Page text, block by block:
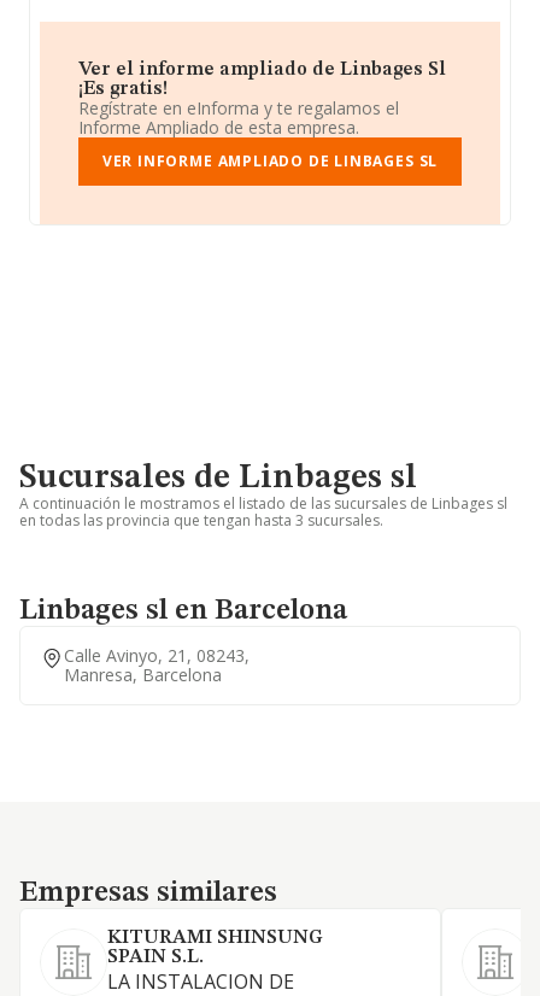
Ver el informe ampliado de Linbages Sl
¡Es gratis!
Regístrate en eInforma y te regalamos el
Informe Ampliado de esta empresa.
VER INFORME AMPLIADO DE LINBAGES SL
Sucursales de Linbages sl
A continuación le mostramos el listado de las sucursales de Linbages sl
en todas las provincia que tengan hasta 3 sucursales.
Linbages sl en Barcelona
Calle Avinyo, 21, 08243,
Manresa, Barcelona
Empresas similares
Empresas similares
KITURAMI SHINSUNG
SPAIN S.L.
LA INSTALACION DE